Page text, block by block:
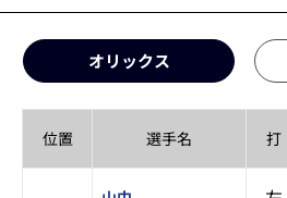
オリックス
位置 選手名 打